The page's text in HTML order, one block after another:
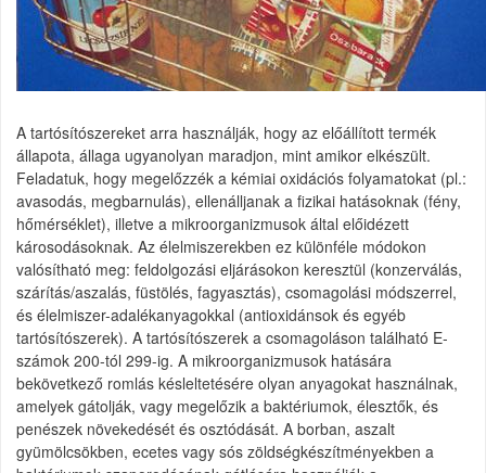
A tartósítószereket arra használják, hogy az előállított termék
állapota, állaga ugyanolyan maradjon, mint amikor elkészült.
Feladatuk, hogy megelőzzék a kémiai oxidációs folyamatokat (pl.:
avasodás, megbarnulás), ellenálljanak a fizikai hatásoknak (fény,
hőmérséklet), illetve a mikroorganizmusok által előidézett
károsodásoknak. Az élelmiszerekben ez különféle módokon
valósítható meg: feldolgozási eljárásokon keresztül (konzerválás,
szárítás/aszalás, füstölés, fagyasztás), csomagolási módszerrel,
és élelmiszer-adalékanyagokkal (antioxidánsok és egyéb
tartósítószerek). A tartósítószerek a csomagoláson található E-
számok 200-tól 299-ig. A mikroorganizmusok hatására
bekövetkező romlás késleltetésére olyan anyagokat használnak,
amelyek gátolják, vagy megelőzik a baktériumok, élesztők, és
penészek növekedését és osztódását. A borban, aszalt
gyümölcsökben, ecetes vagy sós zöldségkészítményekben a